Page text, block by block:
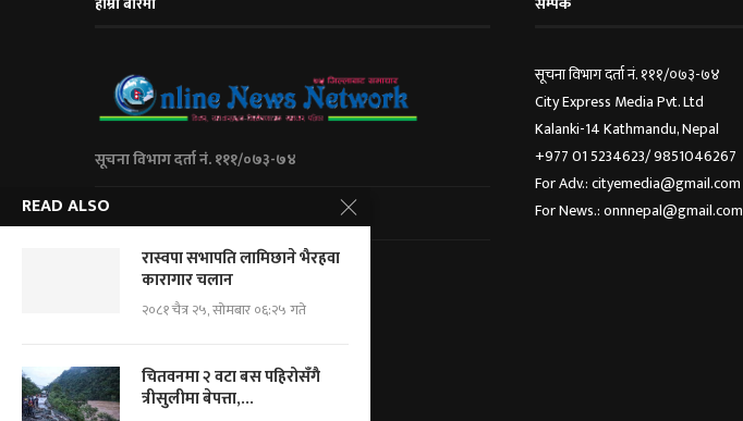
सूचना विभाग दर्ता नं. १११/०७३-७४
City Express Media Pvt. Ltd
Kalanki-14 Kathmandu, Nepal
+977 01 5234623/ 9851046267
For Adv.: cityemedia@gmail.com
सूचना विभाग दर्ता नं. १११/०७३-७४
City Express Media Pvt. Ltd
Kalanki-14 Kathmandu, Nepal
+977 01 5234623/ 9851046267
For Adv.: cityemedia@gmail.com
For News.: onnnepal@gmail.com
READ ALSO
रास्वपा सभापति लामिछाने भैरहवा
कारागार चलान
२०८१ चैत्र २५, सोमबार ०६:२५ गते
चितवनमा २ वटा बस पहिरोसँगै
त्रीसुलीमा बेपत्ता,...